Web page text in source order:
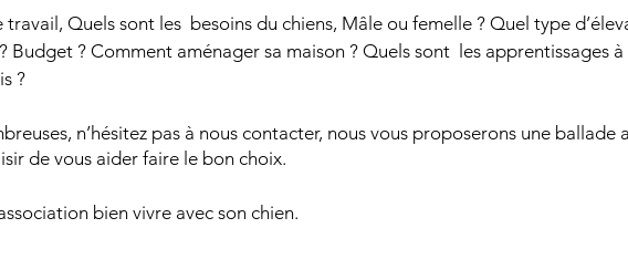
Quels sont les besoins du chiens, Mâle ou femelle ? Quel type
Budget ? Comment aménager sa maison ? Quels sont les apprentissages
?
n’hésitez pas à nous contacter, nous vous proposerons une ballade
de vous aider faire le bon choix.
bien vivre avec son chien.